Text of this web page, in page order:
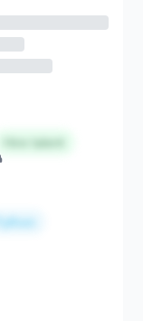
Hire talent
Python